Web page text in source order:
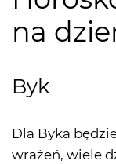
na
Byk
Dla Byka
wrażeń, wiele